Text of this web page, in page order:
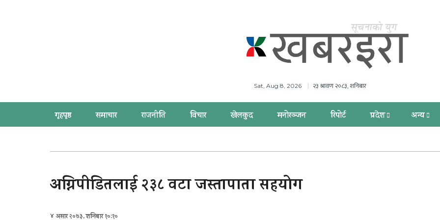
Sat, Aug 8, 2026 २३ श्रावण २०८३, शनिबार
गृहपृष्ठ समाचार राजनीति विचार खेलकुद मनोरञ्जन रिपोर्ट प्रदेश अन्य
अग्निपीडितलाई २३८ वटा जस्तापाता सहयोग
४ असार २०७३, शनिबार १०:१०